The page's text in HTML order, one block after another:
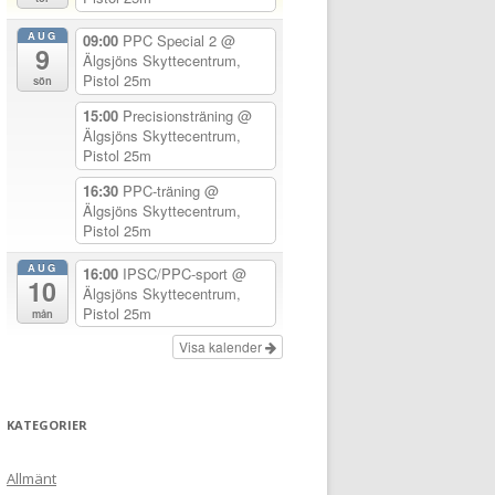
AUG
9
sön
09:00 PPC Special 2 @
Älgsjöns Skyttecentrum,
Pistol 25m
15:00 Precisionsträning @
Älgsjöns Skyttecentrum,
Pistol 25m
16:30 PPC-träning @
Älgsjöns Skyttecentrum,
Pistol 25m
AUG
10
mån
16:00 IPSC/PPC-sport @
Älgsjöns Skyttecentrum,
Pistol 25m
Visa kalender
KATEGORIER
Allmänt